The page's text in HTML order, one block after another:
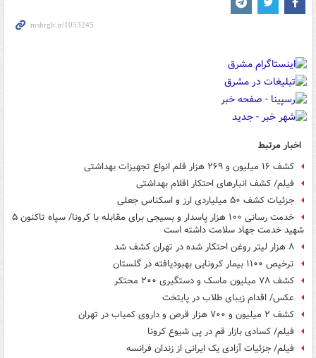
اخبار مرتبط
کشف ۱۶ میلیون و ۲۶۹ هزار قلم انواع تجهیزات بهداشتی
فیلم/ کشف انبارهای احتکار اقلام بهداشتی
جزئیات کشف ۵۰ میلیاردی ارز و اسکناس جعلی
خدمت رسانی ۱۰۰ هزار پاسدار و بسیجی برای مقابله با کرونا/ سپاه تاکنون ۵
شهید خدمت جهاد سلامت داشته است
۸ هزار لیتر روغن احتکار شده در تهران کشف شد
ترخیص ۱۱۰۰ بیمار کرونایی بهبودیافته در گلستان
کشف ۷۸ میلیون ماسک و دستگیری ۲۰۰ محتکر
عکس/ اقدام زیبای طلاب در پایتخت
کشف ۲ میلیون و ۷۰۰ هزار قرص و داروی کمیاب در تهران
فیلم/ کسادی بازار قم در پی شیوع کرونا
فیلم/ جزئیات آزادی یک ایرانی از زندان فرانسه